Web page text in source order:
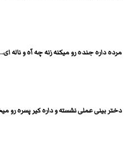
مرده داره جنده رو میکنه زنه چه آه و ناله
دختر بینی عملی نشسته و داره کیر پسره رو